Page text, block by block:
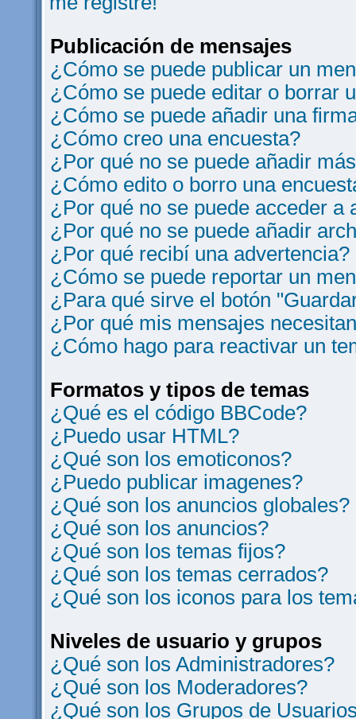
Publicación de mensajes
¿Cómo se puede publicar un
¿Cómo se puede editar o borrar
¿Cómo se puede añadir una
¿Cómo creo una encuesta?
¿Por qué no se puede añadir
¿Cómo edito o borro una
¿Por qué no se puede acceder a
¿Por qué no se puede añadir
¿Por qué recibí una advertencia?
¿Cómo se puede reportar un
¿Para qué sirve el botón
¿Por qué mis mensajes
¿Cómo hago para reactivar un
Formatos y tipos de temas
¿Qué es el código BBCode?
¿Puedo usar HTML?
¿Qué son los emoticonos?
¿Puedo publicar imagenes?
¿Qué son los anuncios globales?
¿Qué son los anuncios?
¿Qué son los temas fijos?
¿Qué son los temas cerrados?
¿Qué son los iconos para los
Niveles de usuario y grupos
¿Qué son los Administradores?
¿Qué son los Moderadores?
¿Qué son los Grupos de